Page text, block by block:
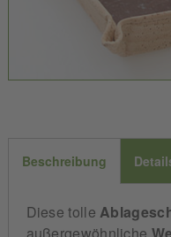
Beschreibung
Diese tolle